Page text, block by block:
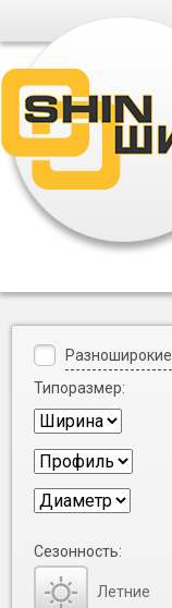
Разноширокие
Типоразмер:
Сезонность:
Летние